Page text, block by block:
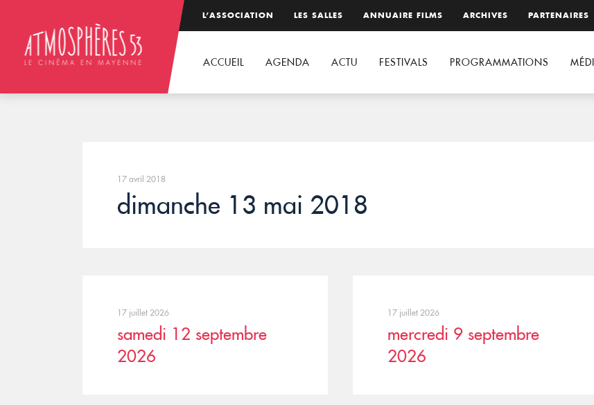
L’ASSOCIATION LES SALLES ANNUAIRE FILMS ARCHIVES PARTENAIRES
ACCUEIL AGENDA ACTU FESTIVALS PROGRAMMATIONS
17 avril 2018
dimanche 13 mai 2018
17 juillet 2026
samedi 12 septembre
2026
17 juillet 2026
mercredi 9 septembre
2026